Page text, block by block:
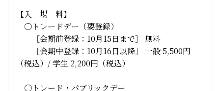
【入 場 料】
〇トレードデー（要登録）
［会期前登録：10月15日まで］ 無料
［会期中登録：10月16日以降］ 一般 5,500円
（税込）/ 学生 2,200円（税込）
〇トレード・パブリックデー